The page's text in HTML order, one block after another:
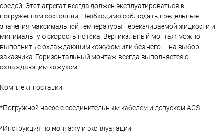
средой. Этот агрегат всегда должен эксплуатироваться в
погруженном состоянии. Необходимо соблюдать предельные
значения максимальной температуры перекачиваемой жидкости и
минимальную скорость потока. Вертикальный монтаж можно
выполнить с охлаждающим кожухом или без него — на выбор
заказчика. Горизонтальный монтаж всегда выполняется с
охлаждающим кожухом.
Комплект поставки:
*Погружной насос с соединительным кабелем и допуском ACS
*Инструкция по монтажу и эксплуатации